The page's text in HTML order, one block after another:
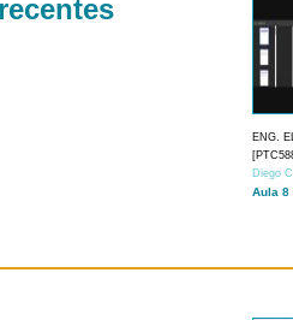
ENG.
Diego
Aula 8